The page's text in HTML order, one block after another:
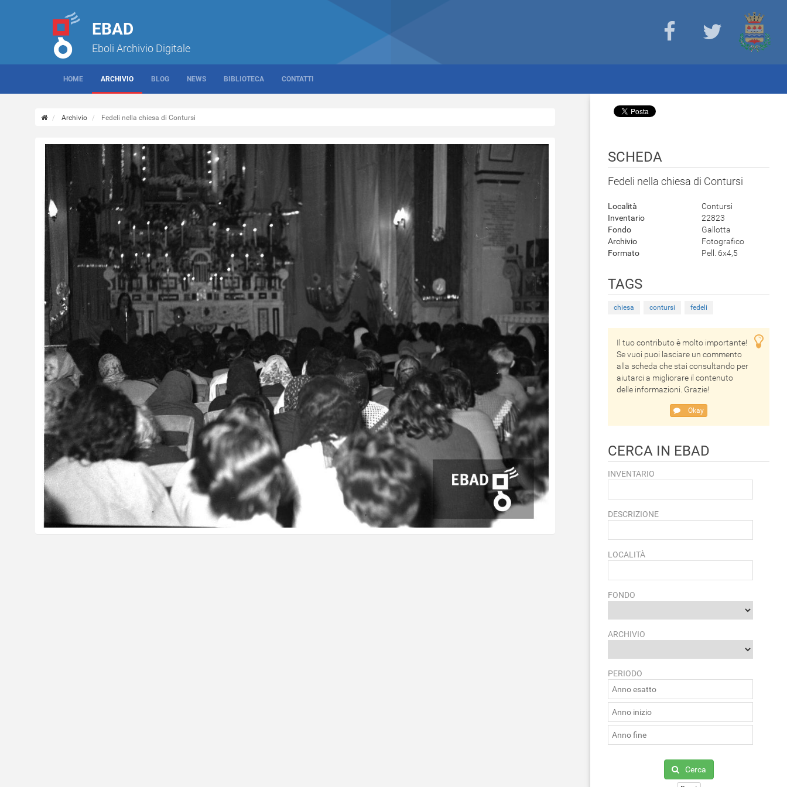
EBAD
Eboli Archivio Digitale
HOME ARCHIVIO BLOG NEWS BIBLIOTECA CONTATTI
Archivio Fedeli nella chiesa di Contursi
SCHEDA
Fedeli nella chiesa di Contursi
Località
Contursi
Inventario
22823
Fondo
Gallotta
Archivio
Fotografico
Formato
Pell. 6x4,5
TAGS
chiesa contursi fedeli
Il tuo contributo è molto importante!
Se vuoi puoi lasciare un commento
alla scheda che stai consultando per
aiutarci a migliorare il contenuto
delle informazioni. Grazie!
Okay
CERCA IN EBAD
INVENTARIO
DESCRIZIONE
LOCALITÀ
FONDO
ARCHIVIO
PERIODO
Cerca